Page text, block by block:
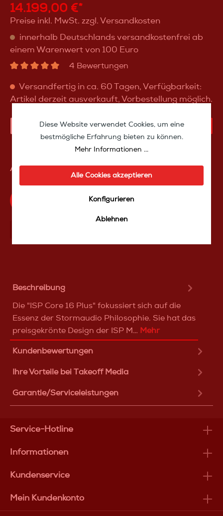
14.199,00 €*
Preise inkl. MwSt. zzgl. Versandkosten
innerhalb Deutschlands versandkostenfrei ab
einem Warenwert von 100 Euro
4 Bewertungen
Versandfertig in ca. 60 Tagen, Verfügbarkeit:
Artikel derzeit ausverkauft, Vorbestellung möglich.
IN DEN WARENKORB
Artikelnummer:SW10080
Produktfrage an das TakeoffMedia24 Team
Beschreibung
Die "ISP Core 16 Plus" fokussiert sich auf die
Essenz der Stormaudio Philosophie. Sie hat das
preisgekrönte Design der ISP M… Mehr
Kundenbewertungen
Ihre Vorteile bei Takeoff Media
Garantie/Serviceleistungen
Service-Hotline
Informationen
Kundenservice
Mein Kundenkonto
Diese Website verwendet Cookies, um eine
bestmögliche Erfahrung bieten zu können.
Mehr Informationen ...
Alle Cookies akzeptieren
Konfigurieren
Ablehnen